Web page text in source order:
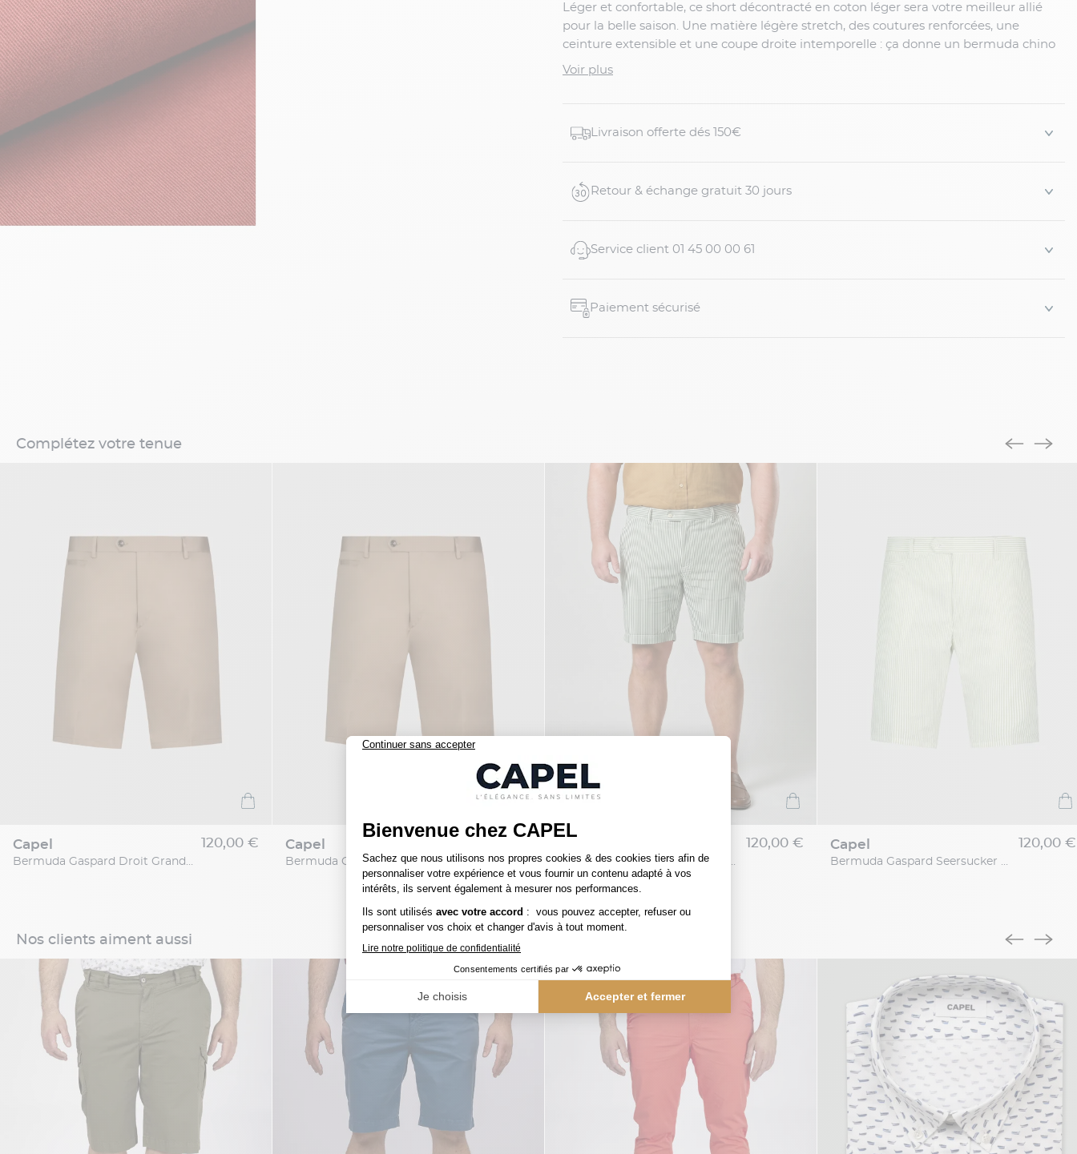
Léger et confortable, ce short décontracté en coton léger sera votre meilleur allié
pour la belle saison. Une matière légère stretch, des coutures renforcées, une
ceinture extensible et une coupe droite intemporelle : ça donne un bermuda chino
robuste et confortable qui ira à la plupart de vos tenues d'été.
- 97% coton, 3% EA
- Fermeture zippée
- Deux poches avant italiennes, deux poches arrières boutonnées
Voir plus
Livraison offerte dés 150€
Retour & échange gratuit 30 jours
Service client 01 45 00 00 61
Paiement sécurisé
Complétez votre tenue
capel
Bermuda Gaspard Droit Grande Taille
120,00 € capel
Bermuda Gaspard Droit pour Homme Grand Bermuda Gaspard Seersucker Grande Taille Vert/Blanc
120,00 € capel
Bermuda Gaspard Seersucker pour Homme Grand
120,00 €
Nos clients aiment aussi